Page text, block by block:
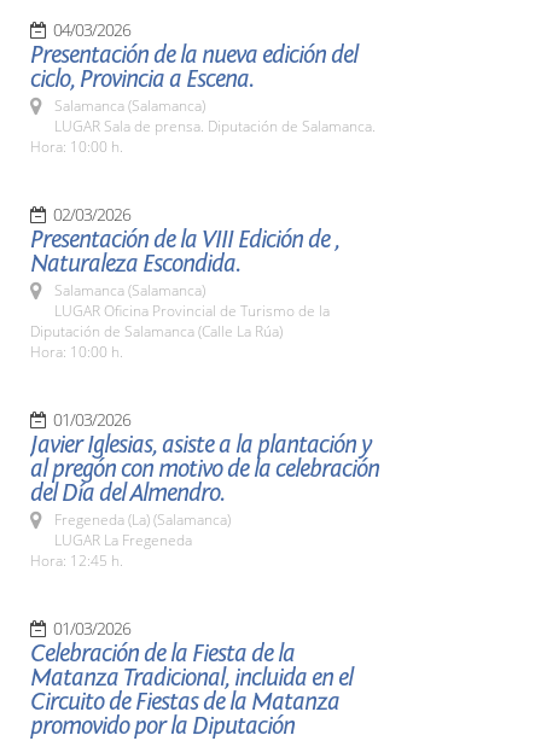
04/03/2026
Presentación de la nueva edición del
ciclo, Provincia a Escena.
Salamanca (Salamanca)
LUGAR Sala de prensa. Diputación de Salamanca.
Hora: 10:00 h.
02/03/2026
Presentación de la VIII Edición de ,
Naturaleza Escondida.
Salamanca (Salamanca)
LUGAR Oficina Provincial de Turismo de la
Diputación de Salamanca (Calle La Rúa)
Hora: 10:00 h.
01/03/2026
Javier Iglesias, asiste a la plantación y
al pregón con motivo de la celebración
del Día del Almendro.
Fregeneda (La) (Salamanca)
LUGAR La Fregeneda
Hora: 12:45 h.
01/03/2026
Celebración de la Fiesta de la
Matanza Tradicional, incluida en el
Circuito de Fiestas de la Matanza
promovido por la Diputación